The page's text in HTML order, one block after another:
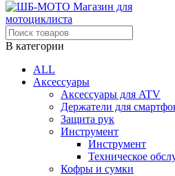
В категории
ALL
Аксессуары
Аксессуары для ATV
Держатели для
Защита рук
Инструмент
Инструмент
Техническое
Кофры и сумки